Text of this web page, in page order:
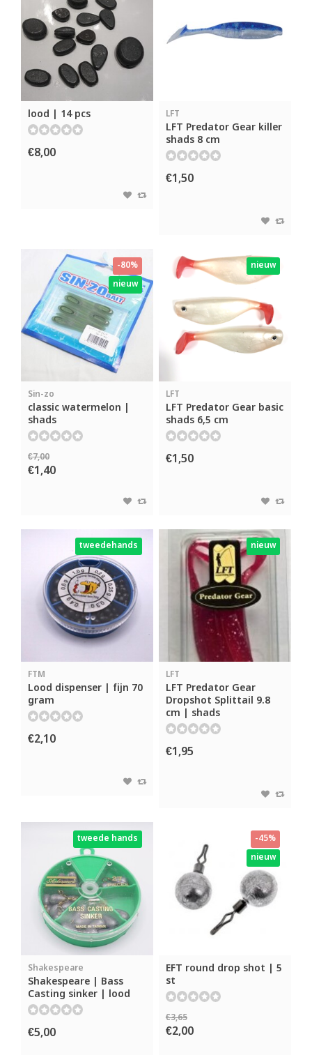
lood | 14 pcs
€8,00
LFT
LFT Predator Gear killer
shads 8 cm
€1,50
-80%
nieuw
Sin-zo
classic watermelon |
shads
€7,00
€1,40
nieuw
LFT
LFT Predator Gear basic
shads 6,5 cm
€1,50
tweedehands
FTM
Lood dispenser | fijn 70
gram
€2,10
nieuw
LFT
LFT Predator Gear
Dropshot Splittail 9.8
cm | shads
€1,95
tweede hands
Shakespeare
Shakespeare | Bass
Casting sinker | lood
€5,00
-45%
nieuw
EFT round drop shot | 5
st
€3,65
€2,00